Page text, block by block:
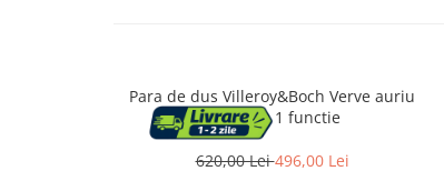
Para de dus Villeroy&Boch Verve auriu
periat cu 1 functie
620,00 Lei496,00 Lei